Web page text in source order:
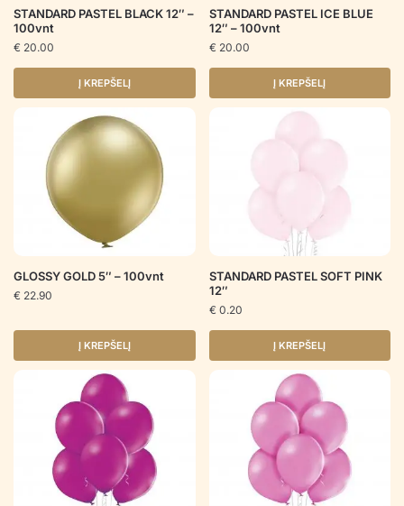
STANDARD PASTEL BLACK 12″ –
100vnt
€ 20.00
Į KREPŠELĮ
STANDARD PASTEL ICE BLUE
12″ – 100vnt
€ 20.00
Į KREPŠELĮ
GLOSSY GOLD 5″ – 100vnt
€ 22.90
Į KREPŠELĮ
STANDARD PASTEL SOFT PINK
12″
€ 0.20
Į KREPŠELĮ